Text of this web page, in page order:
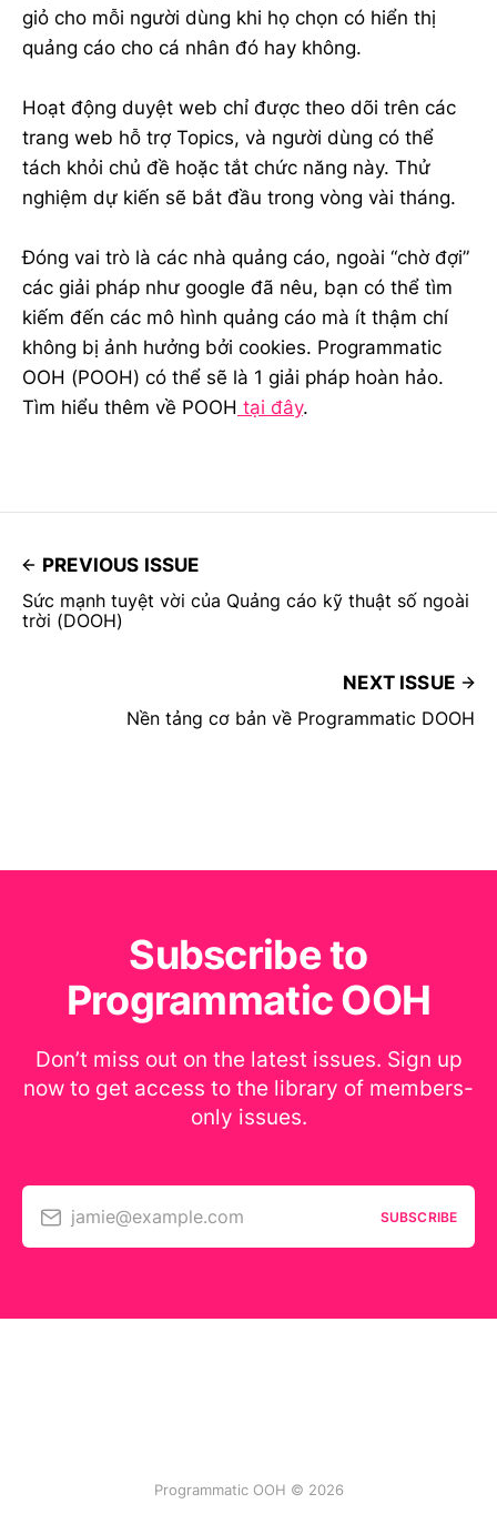
giỏ cho mỗi người dùng khi họ chọn có hiển thị
quảng cáo cho cá nhân đó hay không.
Hoạt động duyệt web chỉ được theo dõi trên các
trang web hỗ trợ Topics, và người dùng có thể
tách khỏi chủ đề hoặc tắt chức năng này. Thử
nghiệm dự kiến sẽ bắt đầu trong vòng vài tháng.
Đóng vai trò là các nhà quảng cáo, ngoài “chờ đợi”
các giải pháp như google đã nêu, bạn có thể tìm
kiếm đến các mô hình quảng cáo mà ít thậm chí
không bị ảnh hưởng bởi cookies. Programmatic
OOH (POOH) có thể sẽ là 1 giải pháp hoàn hảo.
Tìm hiểu thêm về POOH tại đây.
PREVIOUS ISSUE
Sức mạnh tuyệt vời của Quảng cáo kỹ thuật số ngoài
trời (DOOH)
NEXT ISSUE
Nền tảng cơ bản về Programmatic DOOH
Subscribe to
Programmatic OOH
Don’t miss out on the latest issues. Sign up
now to get access to the library of members-
only issues.
jamie@example.com SUBSCRIBE
Programmatic OOH © 2026